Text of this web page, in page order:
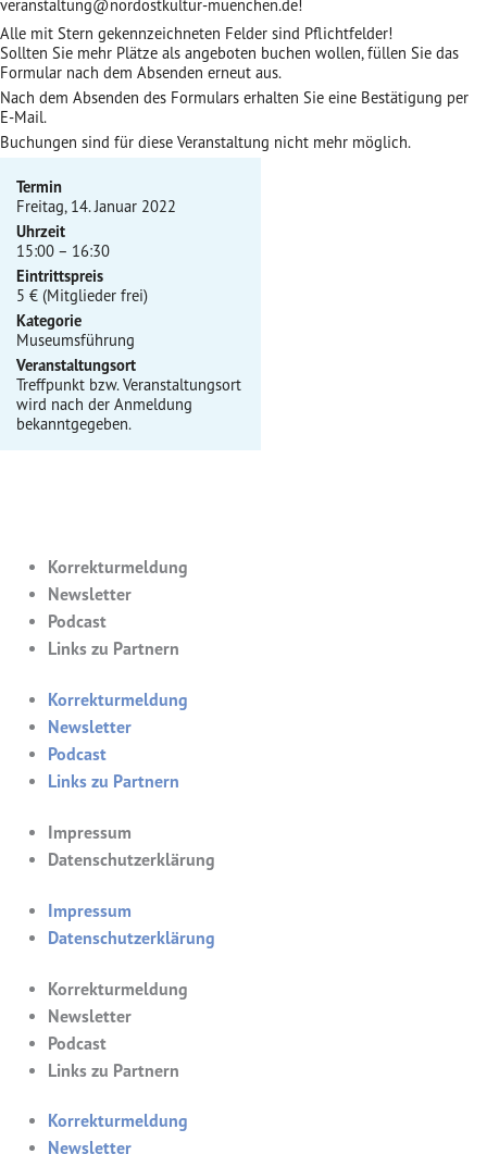
veranstaltung@nordostkultur-muenchen.de!
Alle mit Stern gekennzeichneten Felder sind Pflichtfelder!
Sollten Sie mehr Plätze als angeboten buchen wollen, füllen Sie das
Formular nach dem Absenden erneut aus.
Nach dem Absenden des Formulars erhalten Sie eine Bestätigung per
E-Mail.
Buchungen sind für diese Veranstaltung nicht mehr möglich.
Termin
Freitag, 14. Januar 2022
Uhrzeit
15:00 – 16:30
Eintrittspreis
5 € (Mitglieder frei)
Kategorie
Museumsführung
Veranstaltungsort
Treffpunkt bzw. Veranstaltungsort
wird nach der Anmeldung
bekanntgegeben.
Korrekturmeldung
Newsletter
Podcast
Links zu Partnern
Korrekturmeldung
Newsletter
Podcast
Links zu Partnern
Impressum
Datenschutzerklärung
Impressum
Datenschutzerklärung
Korrekturmeldung
Newsletter
Podcast
Links zu Partnern
Korrekturmeldung
Newsletter